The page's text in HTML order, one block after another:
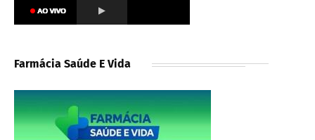
Farmácia Saúde E Vida